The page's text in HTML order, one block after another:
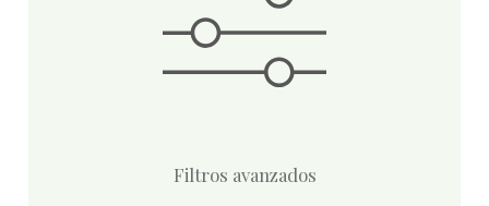
Filtros avanzados